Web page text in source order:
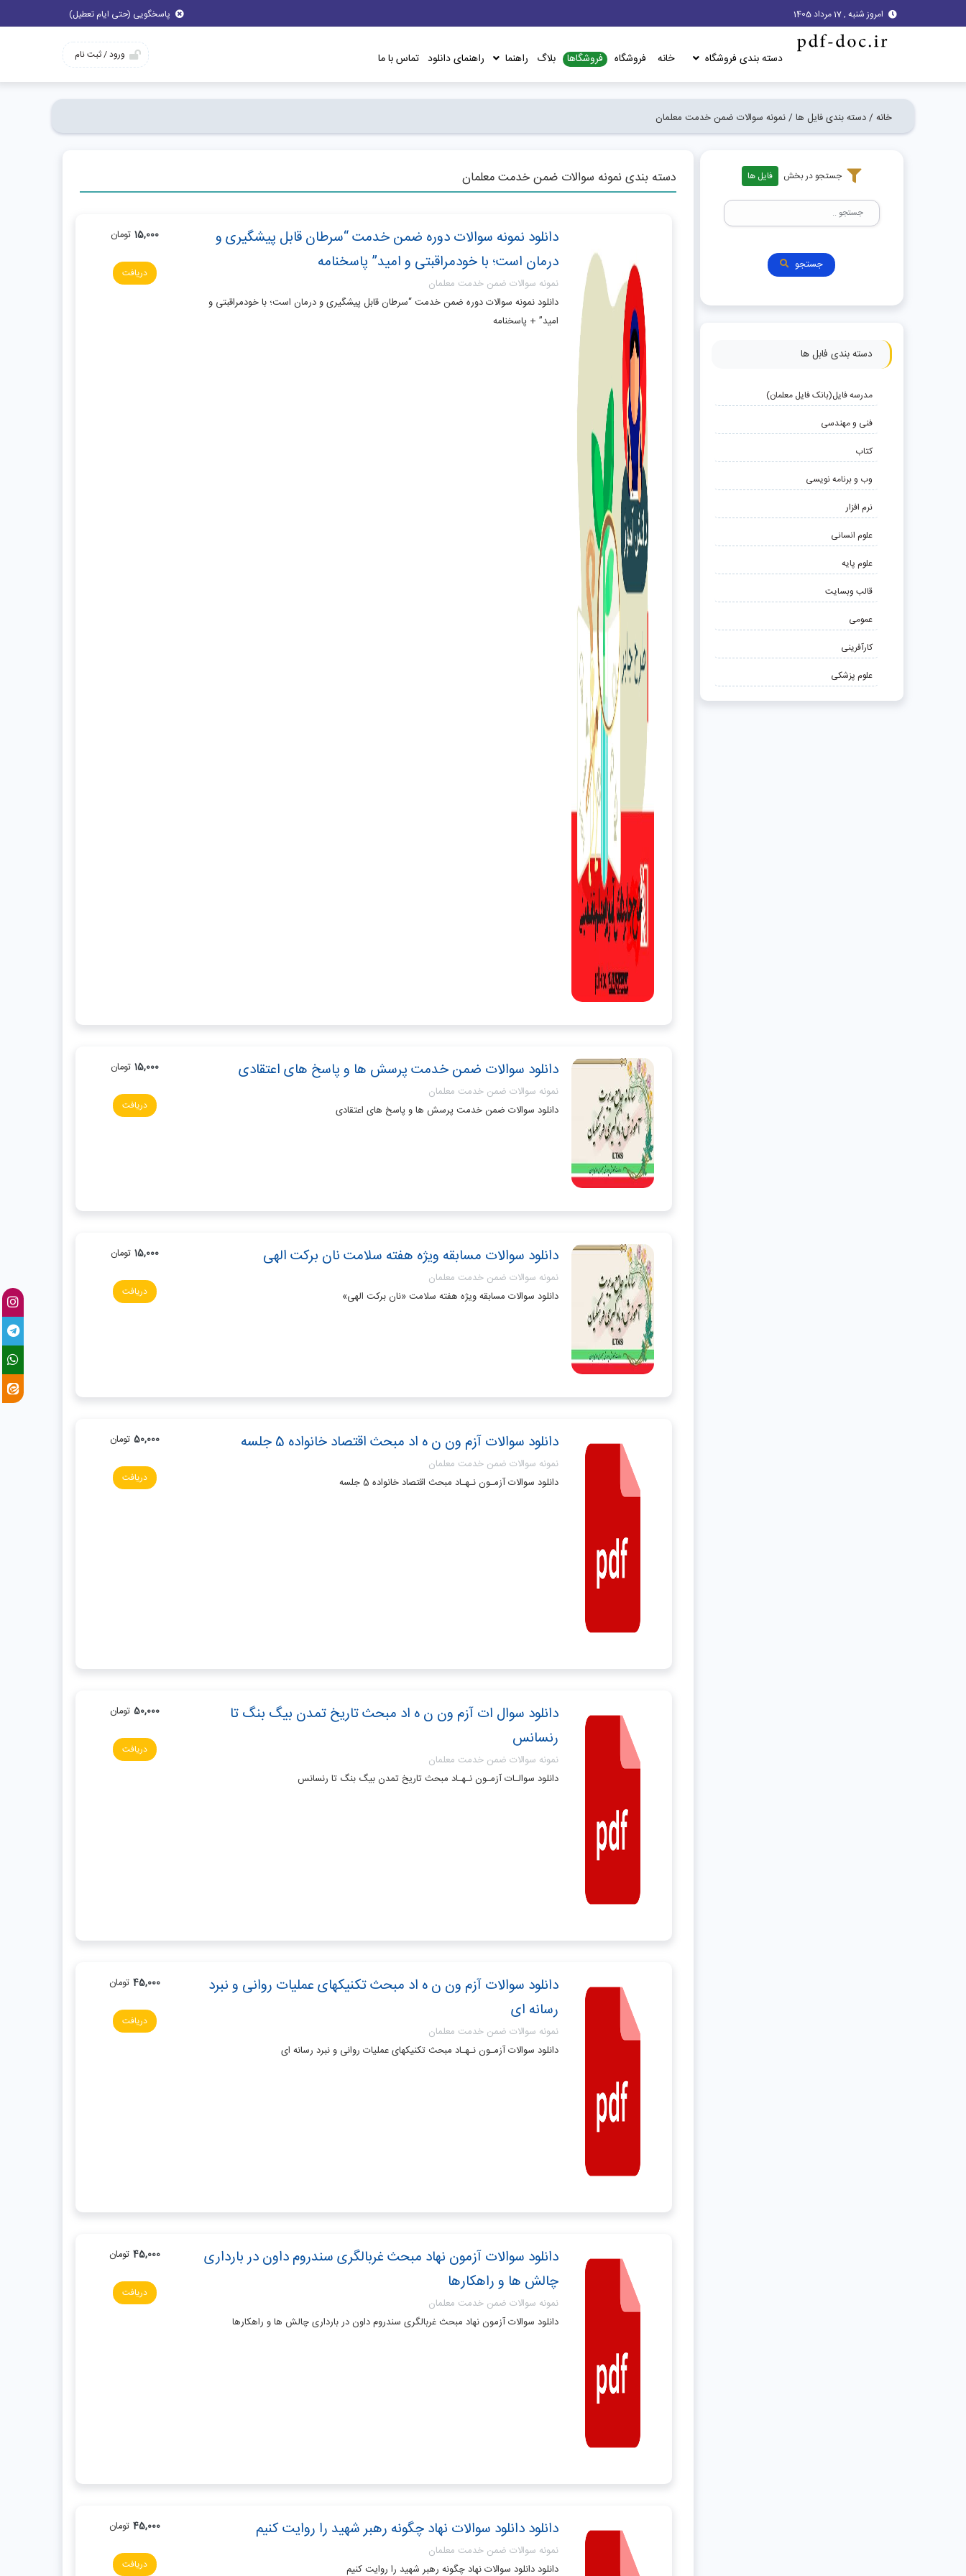
امروز شنبه , 17 مرداد 1405 پاسخگویی (حتی ایام تعطیل)
دسته بندی فروشگاه خانه فروشگاه فروشگاها بلاگ راهنما راهنمای دانلود تماس با ما ورود / ثبت نام
خانه /دسته بندی فایل ها /نمونه سوالات ضمن خدمت معلمان
جستجو در بخش فایل ها
جستجو
دسته بندی فابل ها
مدرسه فایل(بانک فایل معلمان)
فنی و مهندسی
کتاب
وب و برنامه نویسی
نرم افزار
علوم انسانی
علوم پایه
قالب وبسایت
عمومی
کارآفرینی
علوم پزشکی
دسته بندی نمونه سوالات ضمن خدمت معلمان
دانلود نمونه سوالات دوره ضمن خدمت “سرطان قابل پیشگیری و
درمان است؛ با خودمراقبتی و امید” پاسخنامه
نمونه سوالات ضمن خدمت معلمان
دانلود نمونه سوالات دوره ضمن خدمت “سرطان قابل پیشگیری و درمان است؛ با خودمراقبتی و
امید” + پاسخنامه
15,000 تومان
دریافت
دانلود سوالات ضمن خدمت پرسش ها و پاسخ های اعتقادی
نمونه سوالات ضمن خدمت معلمان
دانلود سوالات ضمن خدمت پرسش ها و پاسخ های اعتقادی
15,000 تومان
دریافت
دانلود سوالات مسابقه ویژه هفته سلامت نان برکت الهی
نمونه سوالات ضمن خدمت معلمان
دانلود سوالات مسابقه ویژه هفته سلامت «نان برکت الهی»
15,000 تومان
دریافت
دانلود سوالات آزم ون ن ه اد مبحث اقتصاد خانواده 5 جلسه
نمونه سوالات ضمن خدمت معلمان
دانلود سوالات آزمـون نـهـاد مبحث اقتصاد خانواده 5 جلسه
50,000 تومان
دریافت
دانلود سوال ات آزم ون ن ه اد مبحث تاریخ تمدن بیگ بنگ تا
رنسانس
نمونه سوالات ضمن خدمت معلمان
دانلود سوالـات آزمـون نـهـاد مبحث تاریخ تمدن بیگ بنگ تا رنسانس
50,000 تومان
دریافت
دانلود سوالات آزم ون ن ه اد مبحث تکنیکهای عملیات روانی و نبرد
رسانه ای
نمونه سوالات ضمن خدمت معلمان
دانلود سوالات آزمـون نـهـاد مبحث تکنیکهای عملیات روانی و نبرد رسانه ای
45,000 تومان
دریافت
دانلود سوالات آزمون نهاد مبحث غربالگری سندروم داون در بارداری
چالش ها و راهکارها
نمونه سوالات ضمن خدمت معلمان
دانلود سوالات آزمون نهاد مبحث غربالگری سندروم داون در بارداری چالش ها و راهکارها
45,000 تومان
دریافت
دانلود دانلود سوالات نهاد چگونه رهبر شهید را روایت کنیم
نمونه سوالات ضمن خدمت معلمان
دانلود دانلود سوالات نهاد چگونه رهبر شهید را روایت کنیم
45,000 تومان
دریافت